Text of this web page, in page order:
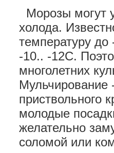
Морозы могут
холода.
температуру
-10.. -12С.
многолетних
Мульчирование
приствольного
молодые
желательно
соломой или